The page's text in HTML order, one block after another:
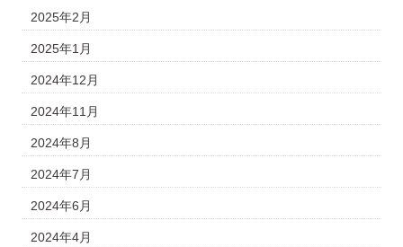
2025年2月
2025年1月
2024年12月
2024年11月
2024年8月
2024年7月
2024年6月
2024年4月